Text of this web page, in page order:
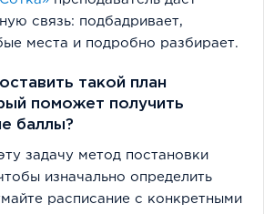
связь: подбадривает,
места и подробно разбирает.
такой план
поможет получить
баллы?
задачу метод постановки
изначально определить
расписание с конкретными